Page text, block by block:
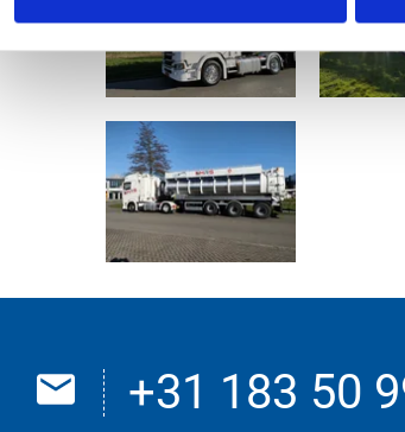
+31 183 50